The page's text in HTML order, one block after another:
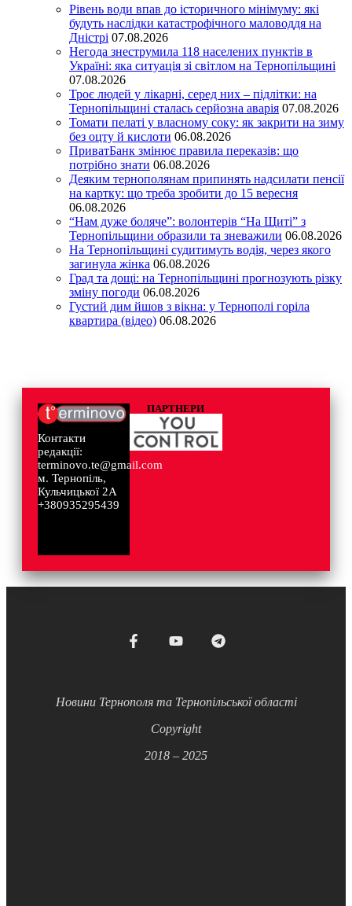
Рівень води впав до історичного мінімуму: які
будуть наслідки катастрофічного маловоддя на
Дністрі 07.08.2026
Негода знеструмила 118 населених пунктів в
Україні: яка ситуація зі світлом на Тернопільщині
07.08.2026
Троє людей у лікарні, серед них – підлітки: на
Тернопільщині сталась серйозна аварія 07.08.2026
Томати пелаті у власному соку: як закрити на зиму
без оцту й кислоти 06.08.2026
ПриватБанк змінює правила переказів: що
потрібно знати 06.08.2026
Деяким тернополянам припинять надсилати пенсії
на картку: що треба зробити до 15 вересня
06.08.2026
“Нам дуже боляче”: волонтерів “На Щиті” з
Тернопільщини образили та зневажили 06.08.2026
На Тернопільщині судитимуть водія, через якого
загинула жінка 06.08.2026
Град та дощі: на Тернопільщині прогнозують різку
зміну погоди 06.08.2026
Густий дим йшов з вікна: у Тернополі горіла
квартира (відео) 06.08.2026
Контакти
редакції:
terminovo.te@gmail.com
м. Тернопіль,
Кульчицької 2А
+380935295439
ПАРТНЕРИ
Новини Тернополя та Тернопільської області
Copyright
2018 – 2025